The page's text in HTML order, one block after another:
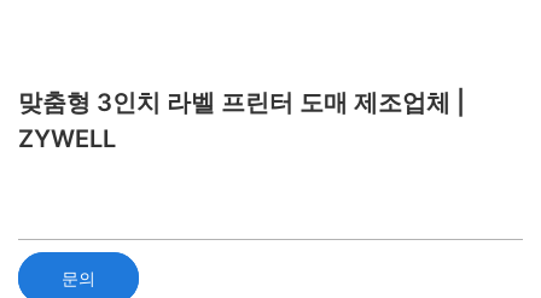
맞춤형 3인치 라벨 프린터 도매 제조업체 |
ZYWELL
문의